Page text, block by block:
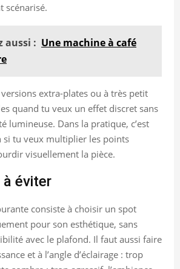
scénarisé.
aussi : Une machine à café
extra-plates ou à très petit
quand tu veux un effet discret sans
lumineuse. Dans la pratique, c’est
si tu veux multiplier les points
visuellement la pièce.
à éviter
consiste à choisir un spot
pour son esthétique, sans
avec le plafond. Il faut aussi faire
et à l’angle d’éclairage : trop